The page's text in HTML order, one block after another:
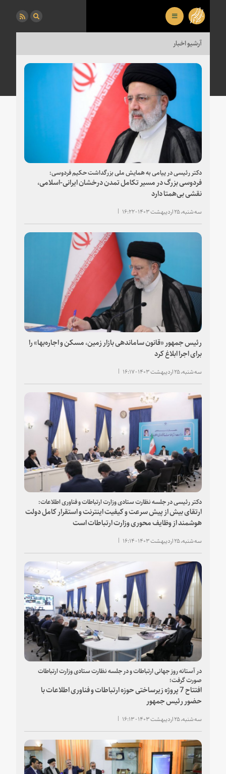
آرشیو اخبار
دکتر رئیسی در پیامی به همایش ملی بزرگداشت حکیم فردوسی:
فردوسی بزرگ در مسیر تکامل تمدن درخشان ایرانی-اسلامی،
نقشی بی‌همتا دارد
سه شنبه، ۲۵ اردیبهشت ۱۴۰۳ - ۱۶:۲۲
رئیس جمهور «قانون ساماندهی بازار زمین، مسکن و اجاره‌بها» را
برای اجرا ابلاغ کرد
سه شنبه، ۲۵ اردیبهشت ۱۴۰۳ - ۱۶:۱۷
دکتر رئیسی در جلسه نظارت ستادی وزارت ارتباطات و فناوری اطلاعات:
ارتقای بیش از پیش سرعت و کیفیت اینترنت و استقرار کامل دولت
هوشمند از وظایف محوری وزارت ارتباطات است
سه شنبه، ۲۵ اردیبهشت ۱۴۰۳ - ۱۶:۱۴
در آستانه روز جهانی ارتباطات و در جلسه نظارت ستادی وزارت ارتباطات
صورت گرفت؛
افتتاح 7 پروژه زیرساختی حوزه ارتباطات و فناوری اطلاعات با
حضور رئیس جمهور
سه شنبه، ۲۵ اردیبهشت ۱۴۰۳ - ۱۶:۱۳